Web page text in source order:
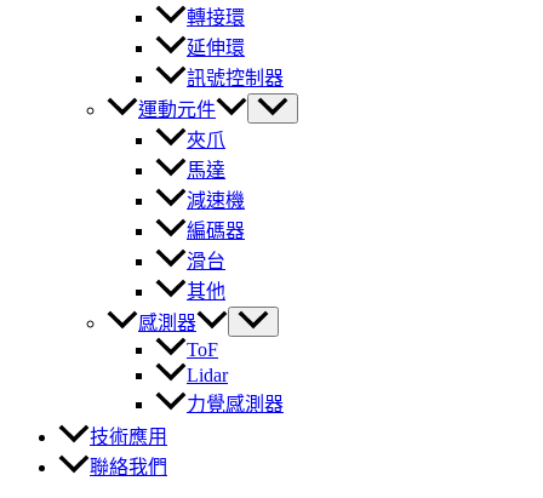
轉接環
延伸環
訊號控制器
運動元件
夾爪
馬達
減速機
編碼器
滑台
其他
感測器
ToF
Lidar
力覺感測器
技術應用
聯絡我們